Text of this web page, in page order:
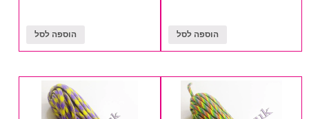
הוספה לסל הוספה לסל